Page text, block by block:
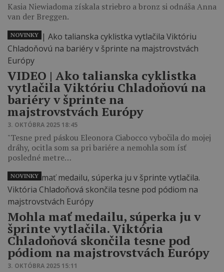
Kasia Niewiadoma získala striebro a bronz si odnáša Anna
van der Breggen.
VIDEO ‎| Ako talianska cyklistka
vytlačila Viktóriu Chladoňovú na
bariéry v šprinte na
majstrovstvách Európy
3. OKTÓBRA 2025 18:45
"Tesne pred páskou Eleonora Ciabocco vybočila do mojej
dráhy, ocitla som sa pri bariére a nemohla som ísť
posledné metre…
NOVINKY
Mohla mať medailu, súperka ju v
šprinte vytlačila. Viktória
Chladoňová skončila tesne pod
pódiom na majstrovstvách Európy
3. OKTÓBRA 2025 15:11
NOVINKY